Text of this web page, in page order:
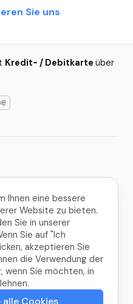
Sie uns
Kredit- / Debitkarte über
Ihnen eine bessere
Website zu bieten.
Sie in unserer
Sie auf "Ich
akzeptieren Sie
die Verwendung der
wenn Sie möchten, in
Cookies